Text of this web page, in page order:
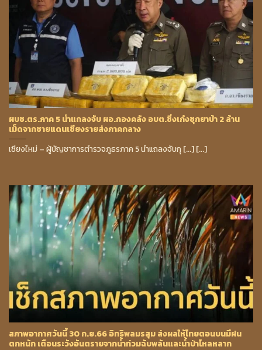
ผบช.ตร.ภาค 5 นำแถลงจับ ผอ.กองคลัง อบต.ซิ่งเก๋งซุกยาบ้า 2 ล้าน
เม็ดจากชายแดนเชียงรายส่งภาคกลาง
เชียงใหม่ – ผู้บัญชาการตำรวจภูธรภาค 5 นำแถลงจับกุ [...] [...]
สภาพอากาศวันนี้ 30 ก.ย.66 อิทธิพลมรสุม ส่งผลให้ไทยตอนบนมีฝน
ตกหนัก เตือนระวังอันตรายจากน้ำท่วมฉับพลันและน้ำป่าไหลหลาก